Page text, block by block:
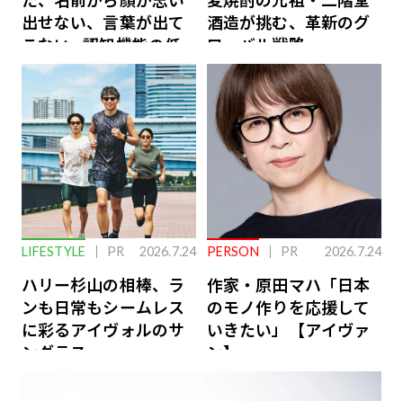
出せない、言葉が出て
こない…認知機能の低
下を救う、脳のインナ
ーケアとは
酒造が挑む、革新のグ
ローバル戦略
LIFESTYLE PR 2026.7.24
ハリー杉山の相棒、ラ
ンも日常もシームレス
に彩るアイヴォルのサ
ングラス
PERSON PR 2026.7.24
作家・原田マハ「日本
のモノ作りを応援して
いきたい」【アイヴァ
ン】